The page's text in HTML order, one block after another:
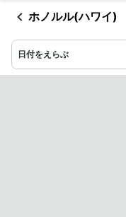
ホノルル(ハワイ)
日付をえらぶ